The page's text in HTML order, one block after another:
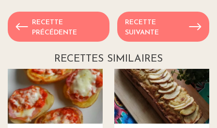
RECETTE
PRÉCÉDENTE
RECETTE
SUIVANTE
RECETTES SIMILAIRES